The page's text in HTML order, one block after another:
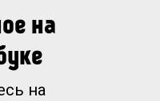
на
на